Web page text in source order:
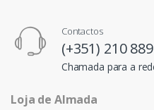
Contactos
(+351) 210
Chamada para a
Loja de Almada